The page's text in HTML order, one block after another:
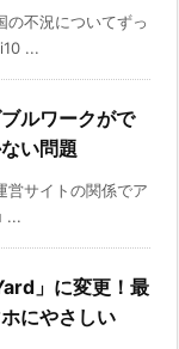
の不況についてずっ
...
ルワークがで
い問題
営サイトの関係でア
...
」に変更！最
にやさしい